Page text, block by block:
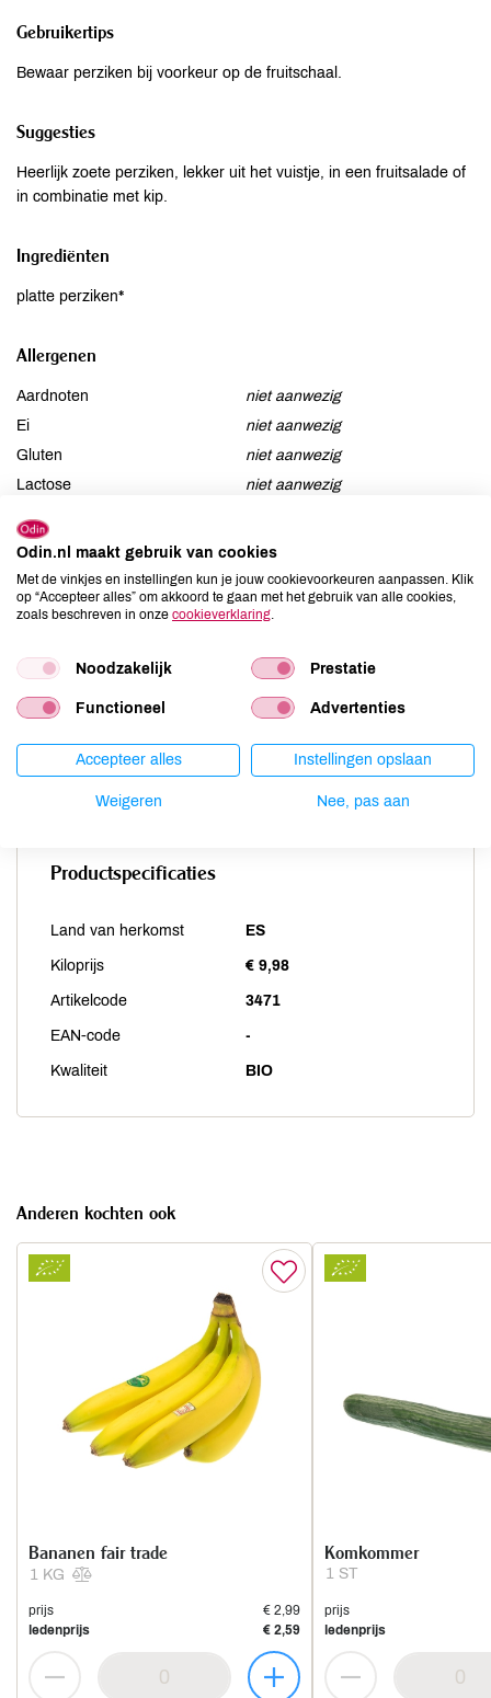
Gebruikertips
Bewaar perziken bij voorkeur op de fruitschaal.
Suggesties
Heerlijk zoete perziken, lekker uit het vuistje, in een fruitsalade of
in combinatie met kip.
Ingrediënten
platte perziken*
Allergenen
Aardnoten
niet aanwezig
Ei
niet aanwezig
Gluten
niet aanwezig
Lactose
niet aanwezig
Mosterd
niet aanwezig
Noten
niet aanwezig
Schaaldieren
niet aanwezig
Sesam
niet aanwezig
Vis
niet aanwezig
Weekdieren
niet aanwezig
Zwaveldioxide / sulfieten
niet aanwezig
Productspecificaties
Land van herkomst ES
Kiloprijs € 9,98
Artikelcode 3471
EAN-code -
Kwaliteit BIO
Anderen kochten ook
1 KG
Bananen fair trade
prijs
€ 2,99
ledenprijs
€ 2,59
1 ST
Komkommer
prijs
ledenprijs
Odin.nl maakt gebruik van cookies
Met de vinkjes en instellingen kun je jouw cookievoorkeuren aanpassen. Klik
op “Accepteer alles” om akkoord te gaan met het gebruik van alle cookies,
zoals beschreven in onze cookieverklaring.
Noodzakelijk Prestatie
Functioneel Advertenties
Accepteer alles Instellingen opslaan
Weigeren Nee, pas aan